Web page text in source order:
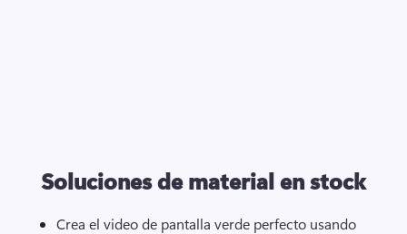
Soluciones de material en stock
Crea el video de pantalla verde perfecto usando